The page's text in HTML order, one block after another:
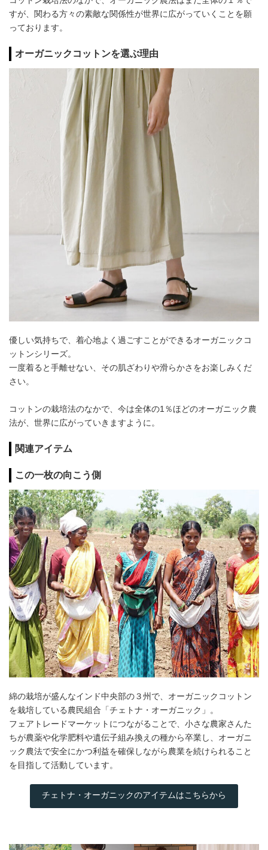
すが、関わる方々の素敵な関係性が世界に広がっていくことを願
っております。
オーガニックコットンを選ぶ理由
優しい気持ちで、着心地よく過ごすことができるオーガニックコ
ットンシリーズ。
一度着ると手離せない、その肌ざわりや滑らかさをお楽しみくだ
さい。
コットンの栽培法のなかで、今は全体の1％ほどのオーガニック農
法が、世界に広がっていきますように。
関連アイテム
この一枚の向こう側
綿の栽培が盛んなインド中央部の３州で、オーガニックコットン
を栽培している農民組合「チェトナ・オーガニック」。
フェアトレードマーケットにつながることで、小さな農家さんた
ちが農薬や化学肥料や遺伝子組み換えの種から卒業し、オーガニ
ック農法で安全にかつ利益を確保しながら農業を続けられること
を目指して活動しています。
チェトナ・オーガニックのアイテムはこちらから